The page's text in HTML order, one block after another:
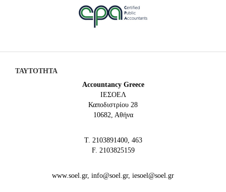
ΤΑΥΤΟΤΗΤΑ
Accountancy Greece
IEΣΟΕΛ
Καποδιστρίου 28
10682, Αθήνα
Τ. 2103891400, 463
F. 2103825159
www.soel.gr, info@soel.gr, iesoel@soel.gr